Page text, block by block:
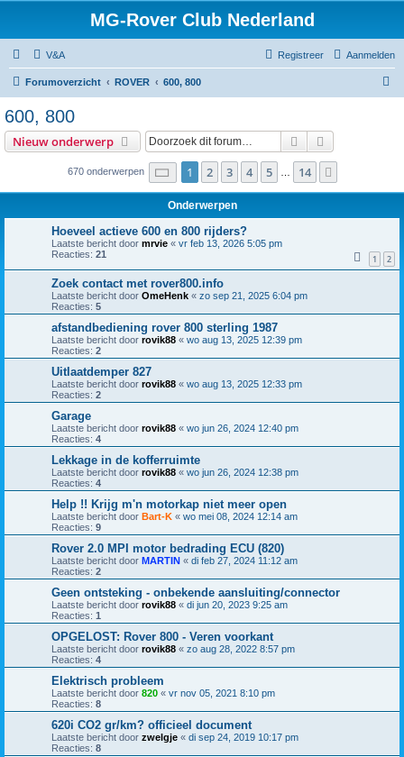
MG-Rover Club Nederland
V&A Aanmelden
Registreer
Forumoverzicht ROVER 600, 800
600, 800
Nieuw onderwerp Zoek
670 onderwerpen Pagina van 14
1 2 3 4 5 14
Onderwerpen
Hoeveel actieve 600 en 800 rijders?
Laatste bericht door mrvie « vr feb 13, 2026 5:05 pm
Reacties: 21 1 2
Zoek contact met rover800.info
Laatste bericht door OmeHenk « zo sep 21, 2025 6:04 pm
Reacties: 5
afstandbediening rover 800 sterling 1987
Laatste bericht door rovik88 « wo aug 13, 2025 12:39 pm
Reacties: 2
Uitlaatdemper 827
Laatste bericht door rovik88 « wo aug 13, 2025 12:33 pm
Reacties: 2
Garage
Laatste bericht door rovik88 « wo jun 26, 2024 12:40 pm
Reacties: 4
Lekkage in de kofferruimte
Laatste bericht door rovik88 « wo jun 26, 2024 12:38 pm
Reacties: 4
Help !! Krijg m'n motorkap niet meer open
Laatste bericht door Bart-K « wo mei 08, 2024 12:14 am
Reacties: 9
Rover 2.0 MPI motor bedrading ECU (820)
Laatste bericht door MARTIN « di feb 27, 2024 11:12 am
Reacties: 2
Geen ontsteking - onbekende aansluiting/connector
Laatste bericht door rovik88 « di jun 20, 2023 9:25 am
Reacties: 1
OPGELOST: Rover 800 - Veren voorkant
Laatste bericht door rovik88 « zo aug 28, 2022 8:57 pm
Reacties: 4
Elektrisch probleem
Laatste bericht door 820 « vr nov 05, 2021 8:10 pm
Reacties: 8
620i CO2 gr/km? officieel document
Laatste bericht door zwelgje « di sep 24, 2019 10:17 pm
Reacties: 8